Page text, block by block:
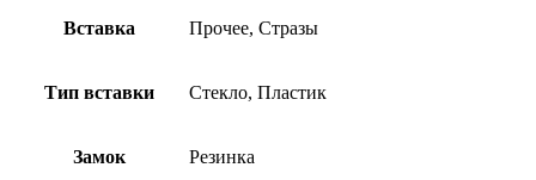
Вставка Прочее, Стразы
Тип вставки Стекло, Пластик
Замок Резинка